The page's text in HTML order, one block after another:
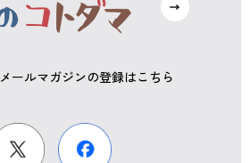
メールマガジンの登録はこちら